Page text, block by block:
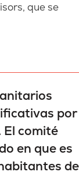
que se
por
El comité
en que es
de